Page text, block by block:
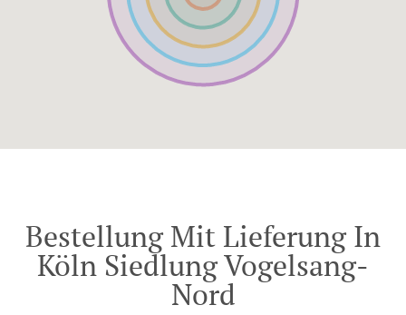
Bestellung Mit Lieferung In
Köln Siedlung Vogelsang-
Nord